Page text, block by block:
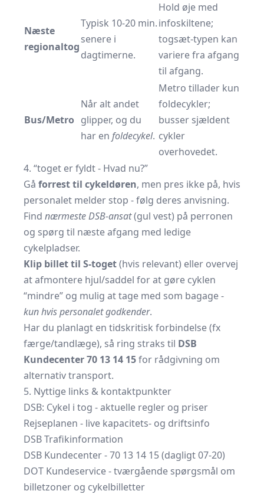
Næste
regionaltog
Typisk 10-20 min.
senere i
dagtimerne.
Hold øje med
infoskiltene;
togsæt-typen kan
variere fra afgang
til afgang.
Bus/Metro
Når alt andet
glipper, og du
har en foldecykel.
Metro tillader kun
foldecykler;
busser sjældent
cykler
overhovedet.
4. “toget er fyldt - Hvad nu?”
Gå forrest til cykeldøren, men pres ikke på, hvis
personalet melder stop - følg deres anvisning.
Find nærmeste DSB-ansat(gul vest) på perronen
og spørg til næste afgang med ledige
cykelpladser.
Klip billet til S-toget(hvis relevant) eller overvej
at afmontere hjul/saddel for at gøre cyklen
“mindre” og mulig at tage med som bagage -
kun hvis personalet godkender.
Har du planlagt en tidskritisk forbindelse (fx
færge/tandlæge), så ring straks til DSB
Kundecenter 70 13 14 15for rådgivning om
alternativ transport.
5. Nyttige links & kontaktpunkter
DSB: Cykel i tog - aktuelle regler og priser
Rejseplanen - live kapacitets- og driftsinfo
DSB Trafikinformation
DSB Kundecenter - 70 13 14 15(dagligt 07-20)
DOT Kundeservice- tværgående spørgsmål om
billetzoner og cykelbilletter